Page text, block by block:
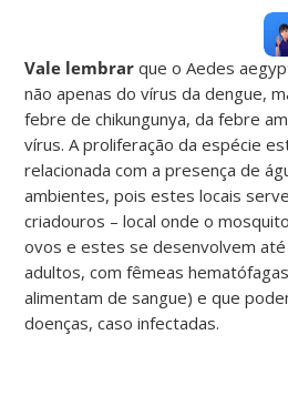
Vale lembrar que o Aedes
não apenas do vírus da dengue,
febre de chikungunya, da febre
vírus. A proliferação da espécie
relacionada com a presença de
ambientes, pois estes locais
criadouros – local onde o
ovos e estes se desenvolvem
adultos, com fêmeas
alimentam de sangue) e que
doenças, caso infectadas.